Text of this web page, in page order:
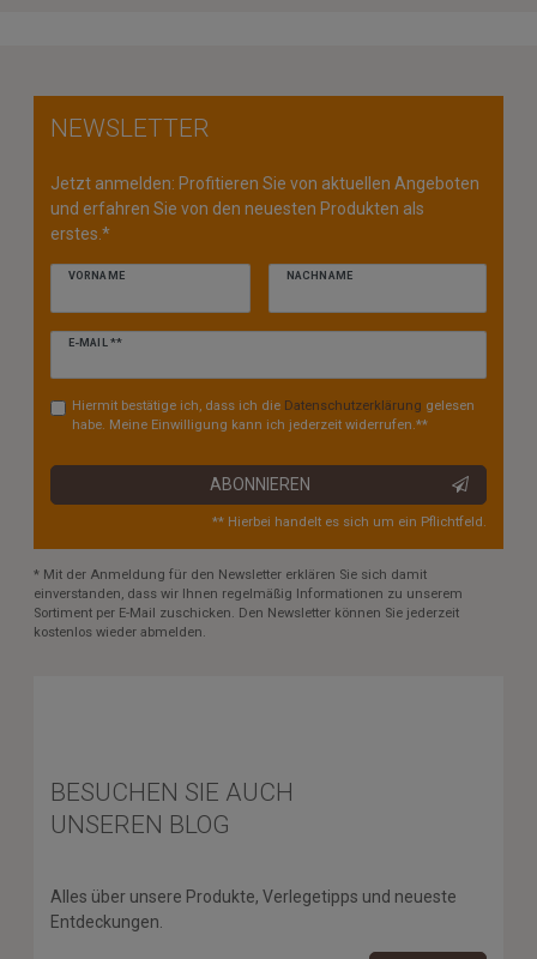
NEWSLETTER
Jetzt anmelden: Profitieren Sie von aktuellen Angeboten
und erfahren Sie von den neuesten Produkten als
erstes.*
VORNAME NACHNAME
E-MAIL **
Newsletter
Hiermit bestätige ich, dass ich die Daten­schutz­erklärung gelesen
habe. Meine Einwilligung kann ich jederzeit widerrufen.**
ABONNIEREN
** Hierbei handelt es sich um ein Pflichtfeld.
* Mit der Anmeldung für den Newsletter erklären Sie sich damit
einverstanden, dass wir Ihnen regelmäßig Informationen zu unserem
Sortiment per E-Mail zuschicken. Den Newsletter können Sie jederzeit
kostenlos wieder abmelden.
BESUCHEN SIE AUCH
UNSEREN BLOG
Alles über unsere Produkte, Verlegetipps und neueste
Entdeckungen.